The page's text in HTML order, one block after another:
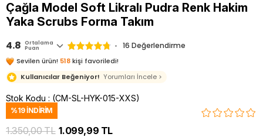
Çağla Model Soft Likralı Pudra Renk Hakim
Yaka Scrubs Forma Takım
4.8 Ortalama
Puan 16 Değerlendirme
Sevilen ürün! 518kişi favoriledi!
Kullanıcılar Beğeniyor! Yorumları İncele >
Stok Kodu (CM-SL-HYK-015-XXS)
%19İNDIRIM
1.350,00 TL 1.099,99 TL